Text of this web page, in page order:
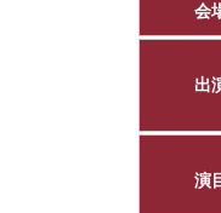
会
出
演